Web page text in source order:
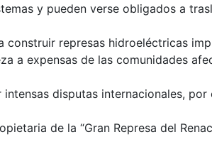
y pueden verse obligados a
construir represas hidroeléctricas
a expensas de las comunidades
intensas disputas internacionales,
de la “Gran Represa del